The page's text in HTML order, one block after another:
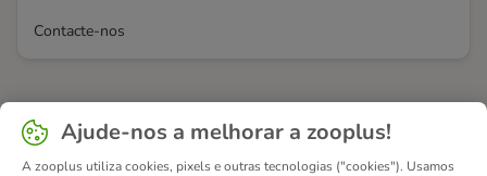
Contacte-nos
Ajude-nos a melhorar a zooplus!
A zooplus utiliza cookies, pixels e outras tecnologias ("cookies"). Usamos